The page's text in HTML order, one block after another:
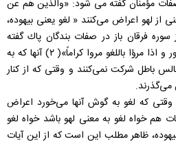
مؤمنان گفته می شود: «والذين هم عن
از لهو اعراض می‌كنند « لغو يعنی بيهوده،
يعنی سرگرمی» در آيه ۷۲ از سوره فرقان باز در صفات بندگان پاك گفته
می‌شود « والذين لا يشهدون الزور و اذا مرؤا باللغو مروا كراماً»( ۲) آنها كه به
باطل شركت نمی‌كنند و وقتی كه از كنار
می‌گذرند.
وقتی كه لغو به گوش آنها می‌خورد اعراض
هم خواه لغو به معنی لهو باشد خواه لغو
ظاهر مطلب اين است كه از اين آيات